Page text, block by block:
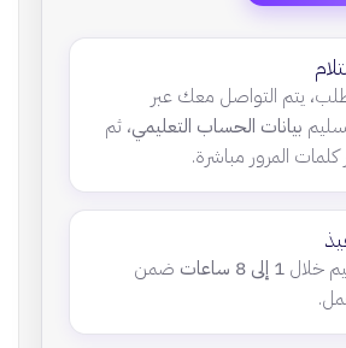
يتم التواصل معك عبر
بيانات الحساب التعليمي، ثم
المرور مباشرة.
خلال1 إلى 8 ساعات
ضمن